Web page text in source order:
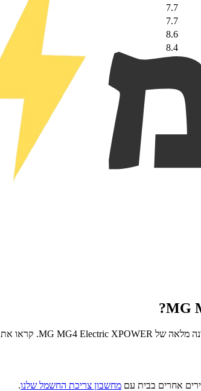
7.7
7.7
8.6
8.4
8.6
MG
?
מלאה של MG MG4 Electric XPOWER. קראו את
אחרים בבית עם מחשבון צריכת החשמל שלנו.